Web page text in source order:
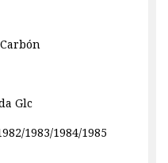
Glc
1983/1984/1985